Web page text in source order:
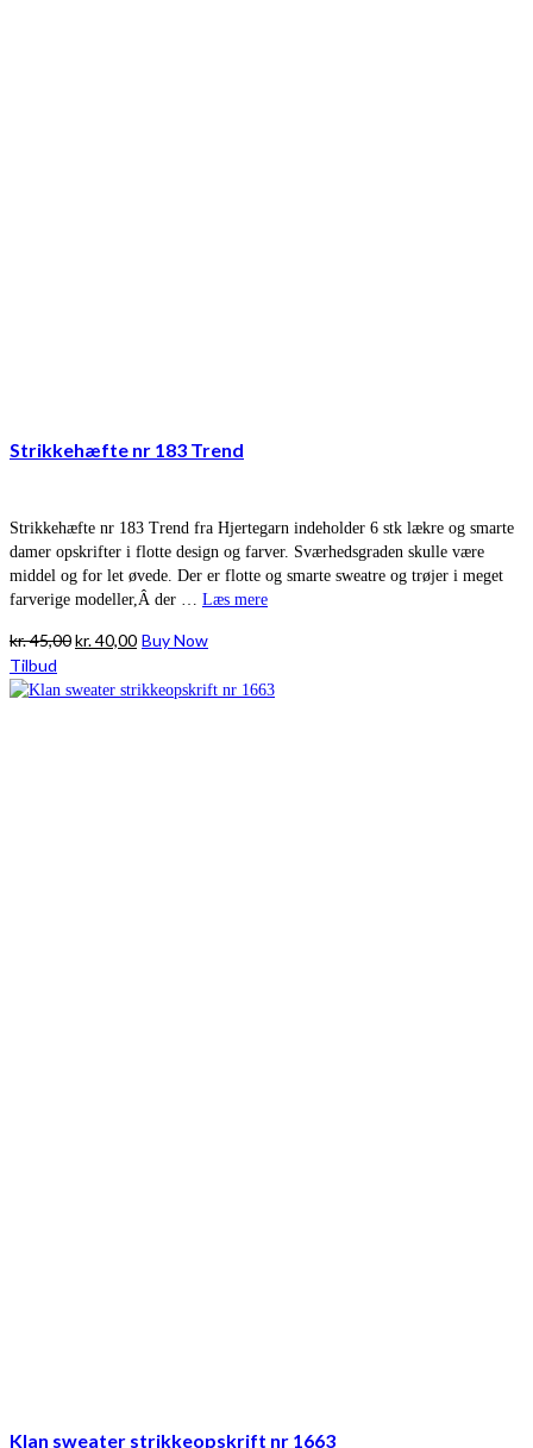
Strikkehæfte nr 183 Trend
Strikkehæfte nr 183 Trend fra Hjertegarn indeholder 6 stk lækre og smarte
damer opskrifter i flotte design og farver. Sværhedsgraden skulle være
middel og for let øvede. Der er flotte og smarte sweatre og trøjer i meget
farverige modeller,Â der … Læs mere
kr.45,00Den
pris
kr.40,00Den
pris
Buy Now
Tilbud
Klan sweater strikkeopskrift nr 1663